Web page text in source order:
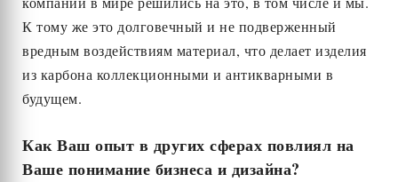
К тому же это долговечный и не подверженный
вредным воздействиям материал, что делает изделия
из карбона коллекционными и антикварными в
будущем.
Как Ваш опыт в других сферах повлиял на
Ваше понимание бизнеса и дизайна?